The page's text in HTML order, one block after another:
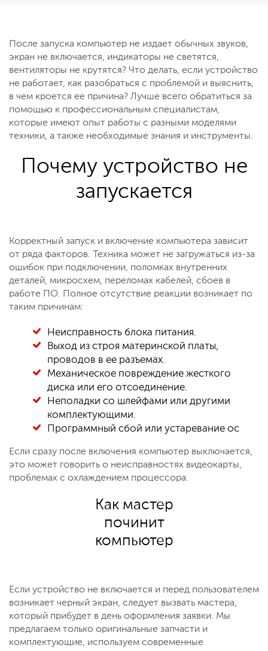
После запуска компьютер не издает обычных звуков,
экран не включается, индикаторы не светятся,
вентиляторы не крутятся? Что делать, если устройство
не работает, как разобраться с проблемой и выяснить,
в чем кроется ее причина? Лучше всего обратиться за
помощью к профессиональным специалистам,
которые имеют опыт работы с разными моделями
техники, а также необходимые знания и инструменты.
Почему устройство не
запускается
Корректный запуск и включение компьютера зависит
от ряда факторов. Техника может не загружаться из-за
ошибок при подключении, поломках внутренних
деталей, микросхем, переломах кабелей, сбоев в
работе ПО. Полное отсутствие реакции возникает по
таким причинам:
Неисправность блока питания.
Выход из строя материнской платы,
проводов в ее разъемах.
Механическое повреждение жесткого
диска или его отсоединение.
Неполадки со шлейфами или другими
комплектующими.
Программный сбой или устаревание ос
Если сразу после включения компьютер выключается,
это может говорить о неисправностях видеокарты,
проблемах с охлаждением процессора.
Как мастер
починит
компьютер
Если устройство не включается и перед пользователем
возникает черный экран, следует вызвать мастера,
который прибудет в день оформления заявки. Мы
предлагаем только оригинальные запчасти и
комплектующие, используем современные